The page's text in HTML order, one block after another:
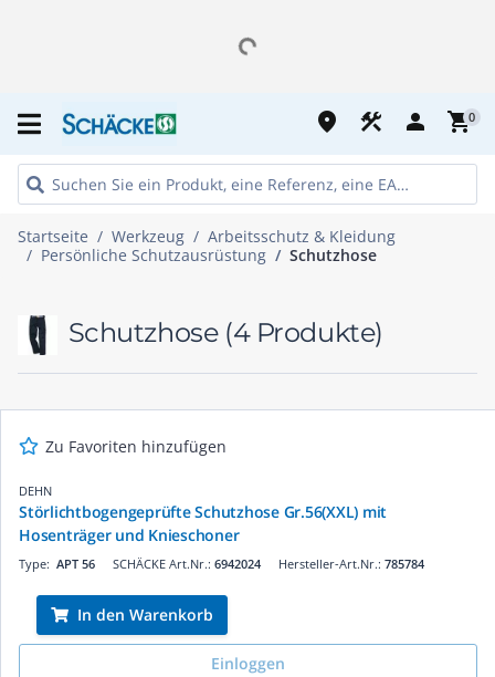
place construction person shopping_cart0
Startseite Werkzeug
Arbeitsschutz & Kleidung
Persönliche Schutzausrüstung
Schutzhose
Schutzhose (4 Produkte)
Zu Favoriten hinzufügen
DEHN
Störlichtbogengeprüfte Schutzhose Gr.56(XXL) mit
Hosenträger und Knieschoner
SCHÄCKE Art.Nr.: 6942024
Type: APT 56 Hersteller-Art.Nr.: 785784
In den Warenkorb
Einloggen